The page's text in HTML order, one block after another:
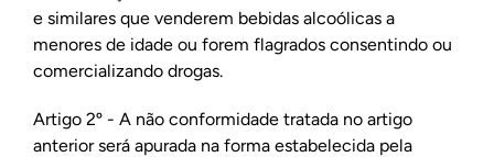
e similares que venderem bebidas alcoólicas a
menores de idade ou forem flagrados consentindo ou
comercializando drogas.
Artigo 2º - A não conformidade tratada no artigo
anterior será apurada na forma estabelecida pela